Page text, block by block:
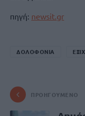
πηγή: newsit.gr
ΔΟΛΟΦΟΝΙΑ
ΠΡΟΗΓΟΎΜΕΝΟ